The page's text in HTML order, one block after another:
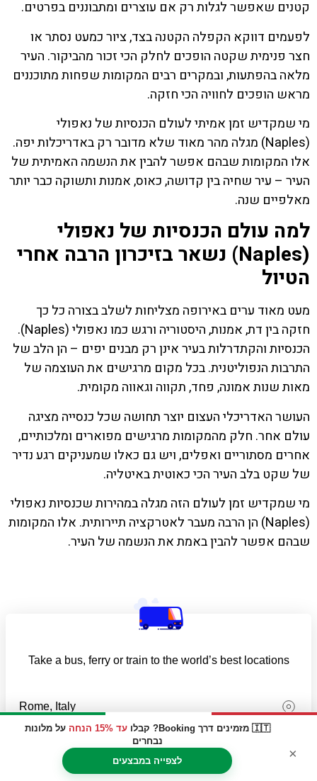
🇮🇹 מזמינים דרך Booking? קבלו עד 15% הנחה
על מלונות
נבחרים
לצפייה במבצעים
×
קטנים שאפשר לגלות רק אם עוצרים ומתבוננים בפרטים.
לפעמים דווקא הקפלה הקטנה בצד, ציור כמעט נסתר או
חצר פנימית שקטה הופכים לחלק הכי זכור מהביקור. העיר
מלאה בהפתעות, ובמקרים רבים המקומות שפחות מתוכננים
מראש הופכים לחוויה הכי חזקה.
מי שמקדיש זמן אמיתי לעולם הכנסיות של נאפולי
(Naples) מגלה מהר מאוד שלא מדובר רק באדריכלות יפה.
אלו המקומות שבהם אפשר להבין את הנשמה האמיתית של
העיר – עיר שחיה בין קדושה, כאוס, אמנות ותשוקה כבר יותר
מאלפיים שנה.
למה עולם הכנסיות של נאפולי
(Naples) נשאר בזיכרון הרבה אחרי
הטיול
מעט מאוד ערים באירופה מצליחות לשלב בצורה כל כך
חזקה בין דת, אמנות, היסטוריה ורגש כמו נאפולי (Naples).
הכנסיות והקתדרלות בעיר אינן רק מבנים יפים – הן הלב של
התרבות הנפוליטנית. בכל מקום מרגישים את העוצמה של
מאות שנות אמונה, פחד, תקווה וגאווה מקומית.
העושר האדריכלי העצום יוצר תחושה שכל כנסייה מציגה
עולם אחר. חלק מהמקומות מרגישים מפוארים ומלכותיים,
אחרים מסתוריים ואפלים, ויש גם כאלו שמעניקים רגע נדיר
של שקט בלב העיר הכי כאוטית באיטליה.
מי שמקדיש זמן לעולם הזה מגלה במהירות שכנסיות נאפולי
(Naples) הן הרבה מעבר לאטרקציה תיירותית. אלו המקומות
שבהם אפשר להבין באמת את הנשמה של העיר.
Take a bus, ferry or train to the world’s best locations